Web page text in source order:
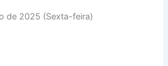
de 2025 (Sexta-feira)